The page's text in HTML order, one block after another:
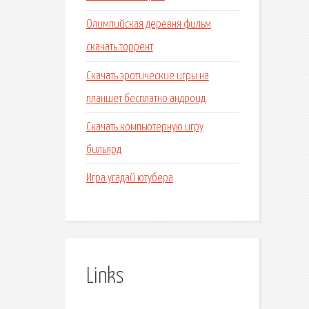
Олимпийская деревня фильм
скачать торрент
Скачать эротические игры на
планшет бесплатно андроид
Скачать компьютерную игру
бильярд
Игра угадай ютубера
Links